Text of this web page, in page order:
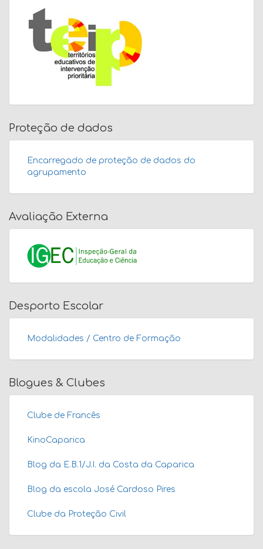
Proteção de dados
Encarregado de proteção de dados do
agrupamento
Avaliação Externa
Desporto Escolar
Modalidades / Centro de Formação
Blogues & Clubes
Clube de Francês
KinoCaparica
Blog da E.B.1/J.I. da Costa da Caparica
Blog da escola José Cardoso Pires
Clube da Proteção Civil